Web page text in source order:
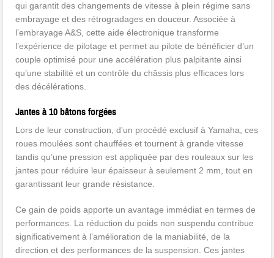
qui garantit des changements de vitesse à plein régime sans
embrayage et des rétrogradages en douceur. Associée à
l’embrayage A&S, cette aide électronique transforme
l’expérience de pilotage et permet au pilote de bénéficier d’un
couple optimisé pour une accélération plus palpitante ainsi
qu’une stabilité et un contrôle du châssis plus efficaces lors
des décélérations.
Jantes à 10 bâtons forgées
Lors de leur construction, d’un procédé exclusif à Yamaha, ces
roues moulées sont chauffées et tournent à grande vitesse
tandis qu’une pression est appliquée par des rouleaux sur les
jantes pour réduire leur épaisseur à seulement 2 mm, tout en
garantissant leur grande résistance.
Ce gain de poids apporte un avantage immédiat en termes de
performances. La réduction du poids non suspendu contribue
significativement à l’amélioration de la maniabilité, de la
direction et des performances de la suspension. Ces jantes